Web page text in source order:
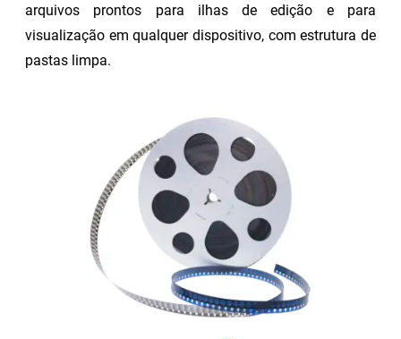
arquivos prontos para ilhas de edição e para
visualização em qualquer dispositivo, com estrutura de
pastas limpa.